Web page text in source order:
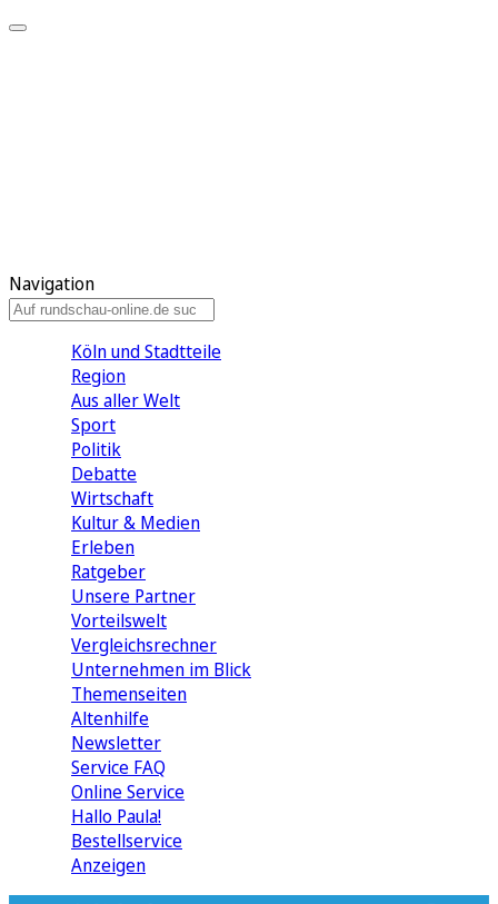
Navigation
Köln und Stadtteile
Region
Aus aller Welt
Sport
Politik
Debatte
Wirtschaft
Kultur & Medien
Erleben
Ratgeber
Unsere Partner
Vorteilswelt
Vergleichsrechner
Unternehmen im Blick
Themenseiten
Altenhilfe
Newsletter
Service FAQ
Online Service
Hallo Paula!
Bestellservice
Anzeigen